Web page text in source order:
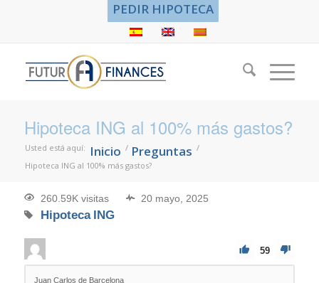
PEDIR HIPOTECA
Hipoteca ING al 100% más gastos?
Usted está aquí: Inicio / Preguntas /
Hipoteca ING al 100% más gastos?
260.59K visitas 20 mayo, 2025
Hipoteca ING
59
Juan Carlos de Barcelona